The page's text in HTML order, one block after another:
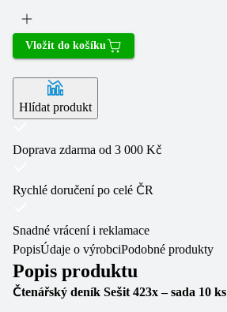
Vložit do košíku
Hlídat produkt
Doprava zdarma od 3 000 Kč
Rychlé doručení po celé ČR
Snadné vrácení i reklamace
PopisÚdaje o výrobciPodobné produkty
Popis produktu
Čtenářský deník Sešit 423x – sada 10 ks